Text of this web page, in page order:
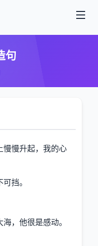
句
慢慢升起，我的心
挡。
，他很是感动。